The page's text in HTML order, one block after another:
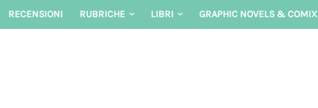
Skip
RECENSIONI RUBRICHE LIBRI GRAPHIC NOVELS & COMIX